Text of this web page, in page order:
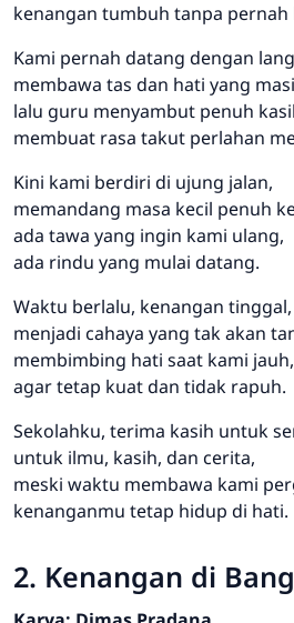
kenangan tumbuh tanpa pernah
Kami pernah datang dengan
membawa tas dan hati yang
lalu guru menyambut penuh
membuat rasa takut perlahan
Kini kami berdiri di ujung jalan,
memandang masa kecil penuh
ada tawa yang ingin kami ulang,
ada rindu yang mulai datang.
Waktu berlalu, kenangan tinggal,
menjadi cahaya yang tak akan
membimbing hati saat kami jauh,
agar tetap kuat dan tidak rapuh.
Sekolahku, terima kasih untuk
untuk ilmu, kasih, dan cerita,
meski waktu membawa kami
kenanganmu tetap hidup di hati.
2. Kenangan di